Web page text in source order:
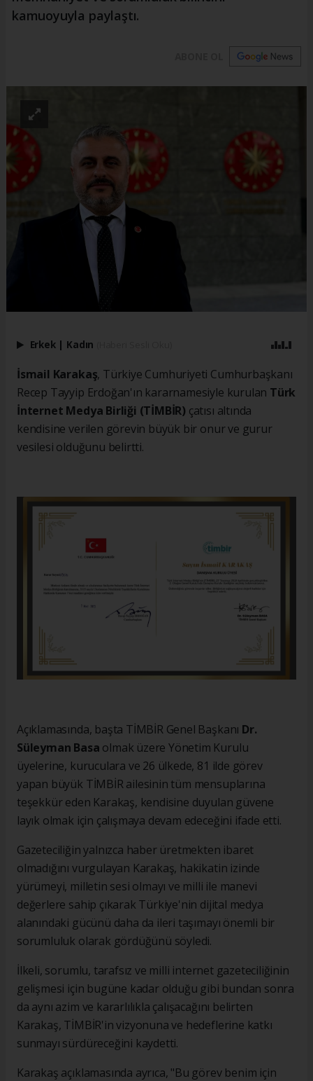
kamuoyuyla paylaştı.
Erkek Kadın
İsmail Karakaş, Türkiye Cumhuriyeti Cumhurbaşkanı
Recep Tayyip Erdoğan'ın kararnamesiyle kurulan Türk
İnternet Medya Birliği (TİMBİR) çatısı altında
kendisine verilen görevin büyük bir onur ve gurur
vesilesi olduğunu belirtti.
Açıklamasında, başta TİMBİR Genel Başkanı Dr.
Süleyman Basa olmak üzere Yönetim Kurulu
üyelerine, kuruculara ve 26 ülkede, 81 ilde görev
yapan büyük TİMBİR ailesinin tüm mensuplarına
teşekkür eden Karakaş, kendisine duyulan güvene
layık olmak için çalışmaya devam edeceğini ifade etti.
Gazeteciliğin yalnızca haber üretmekten ibaret
olmadığını vurgulayan Karakaş, hakikatin izinde
yürümeyi, milletin sesi olmayı ve milli ile manevi
değerlere sahip çıkarak Türkiye'nin dijital medya
alanındaki gücünü daha da ileri taşımayı önemli bir
sorumluluk olarak gördüğünü söyledi.
İlkeli, sorumlu, tarafsız ve milli internet gazeteciliğinin
gelişmesi için bugüne kadar olduğu gibi bundan sonra
da aynı azim ve kararlılıkla çalışacağını belirten
Karakaş, TİMBİR'in vizyonuna ve hedeflerine katkı
sunmayı sürdüreceğini kaydetti.
Karakaş açıklamasında ayrıca, "Bu görev benim için